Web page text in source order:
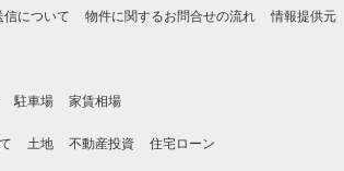
信について 物件に関するお問合せの流れ 情報提供元
駐車場 家賃相場
土地 不動産投資 住宅ローン